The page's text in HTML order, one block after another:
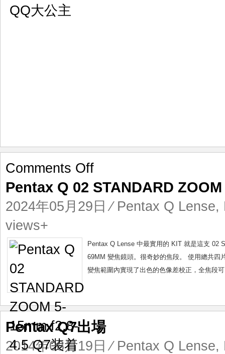
Comments Offon
Q
STANDARD
15mm
Q7
Pentax Q 02 STANDARD
2024年05月29日 ⁄ Pentax Q Lense,
views+
Pentax Q Lense 中最實用的 KIT 就是這支 02
69MM 變焦鏡頭。很奇妙的焦段。 使用總共四
變焦範圍內實現了出色的色像差校正，全焦段
Pentax Q7出場
2014年08月19日 ⁄ Pentax Q Lense,